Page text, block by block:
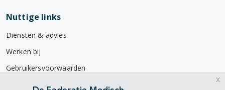
Nuttige links
Diensten & advies
Werken bij
Gebruikersvoorwaarden
Privacyverklaring
x